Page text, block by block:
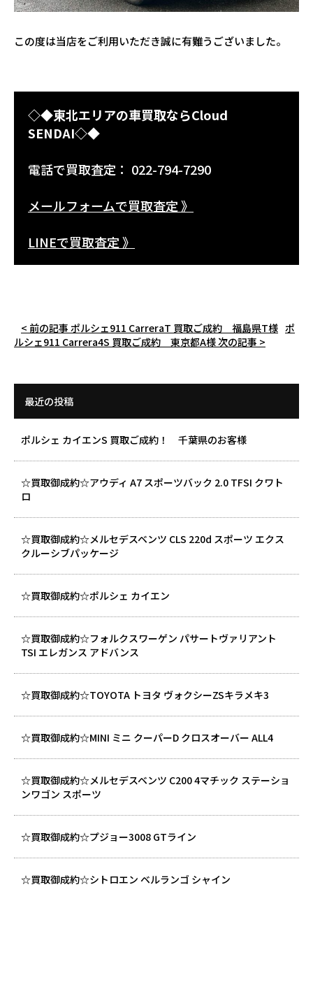
この度は当店をご利用いただき誠に有難うございました。
◇◆東北エリアの車買取ならCloud
SENDAI◇◆
電話で買取査定： 022-794-7290
メールフォームで買取査定 》
LINEで買取査定 》
< 前の記事 ポルシェ911 CarreraT 買取ご成約 福島県T様 ポ
ルシェ911 Carrera4S 買取ご成約 東京都A様次の記事 >
最近の投稿
ポルシェ カイエンS 買取ご成約！ 千葉県のお客様
☆買取御成約☆アウディ A7 スポーツバック 2.0 TFSI クワト
ロ
☆買取御成約☆メルセデスベンツ CLS 220d スポーツ エクス
クルーシブパッケージ
☆買取御成約☆ポルシェ カイエン
☆買取御成約☆フォルクスワーゲン パサートヴァリアント
TSI エレガンス アドバンス
☆買取御成約☆TOYOTA トヨタ ヴォクシーZSキラメキ3
☆買取御成約☆MINI ミニ クーパーD クロスオーバー ALL4
☆買取御成約☆メルセデスベンツ C200 4マチック ステーショ
ンワゴン スポーツ
☆買取御成約☆プジョー3008 GTライン
☆買取御成約☆シトロエン ベルランゴ シャイン